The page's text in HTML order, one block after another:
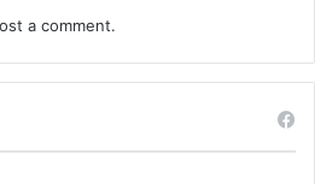
a comment.